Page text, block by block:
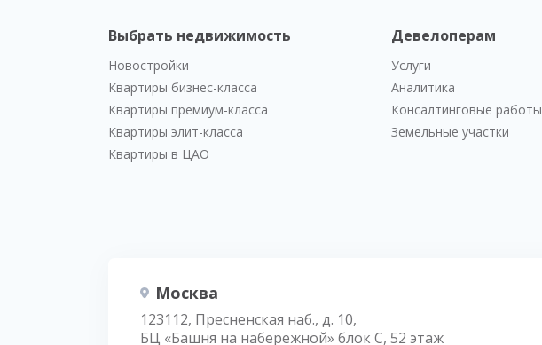
Выбрать недвижимость
Новостройки
Квартиры бизнес-класса
Квартиры премиум-класса
Квартиры элит-класса
Квартиры в ЦАО
Девелоперам
Услуги
Аналитика
Консалтинговые работы
Земельные участки
Москва
123112, Пресненская наб., д. 10,
БЦ «Башня на набережной» блок С, 52 этаж